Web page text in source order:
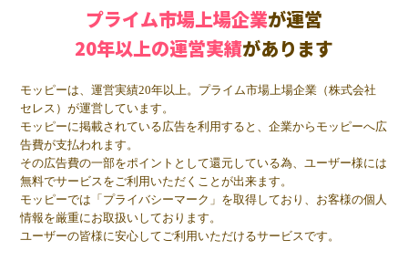
プライム市場上場企業が運営
20年以上の運営実績があります
モッピーは、運営実績20年以上。プライム市場上場企業（株式会社
セレス）が運営しています。
モッピーに掲載されている広告を利用すると、企業からモッピーへ広
告費が支払われます。
その広告費の一部をポイントとして還元している為、ユーザー様には
無料でサービスをご利用いただくことが出来ます。
モッピーでは「プライバシーマーク」を取得しており、お客様の個人
情報を厳重にお取扱いしております。
ユーザーの皆様に安心してご利用いただけるサービスです。